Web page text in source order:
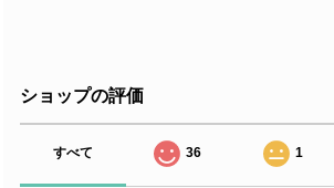
ショップの評価
すべて 36 1